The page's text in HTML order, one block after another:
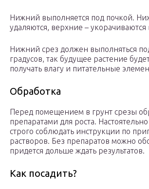
Нижний выполняется под почкой.
удаляются, верхние – укорачиваются
Нижний срез должен выполняться
градусов, так будущее растение
получать влагу и питательные
Обработка
Перед помещением в грунт срезы
препаратами для роста.
строго соблюдать инструкции по
растворов. Без препаратов можно
придется дольше ждать результатов.
Как посадить?